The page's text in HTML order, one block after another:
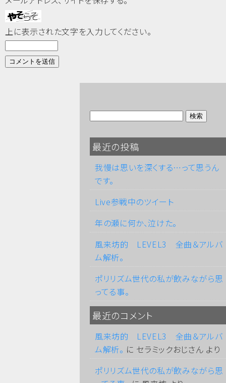
上に表示された文字を入力してください。
最近の投稿
我慢は思いを深くする…って思うん
です。
Live参戦中のツイート
年の瀬に何か、泣けた。
風来坊的 LEVEL3 全曲＆アルバ
ム解析。
ポリリズム世代の私が飲みながら思
ってる事。
最近のコメント
風来坊的 LEVEL3 全曲＆アルバ
ム解析。 に セラミックおじさん より
ポリリズム世代の私が飲みながら思